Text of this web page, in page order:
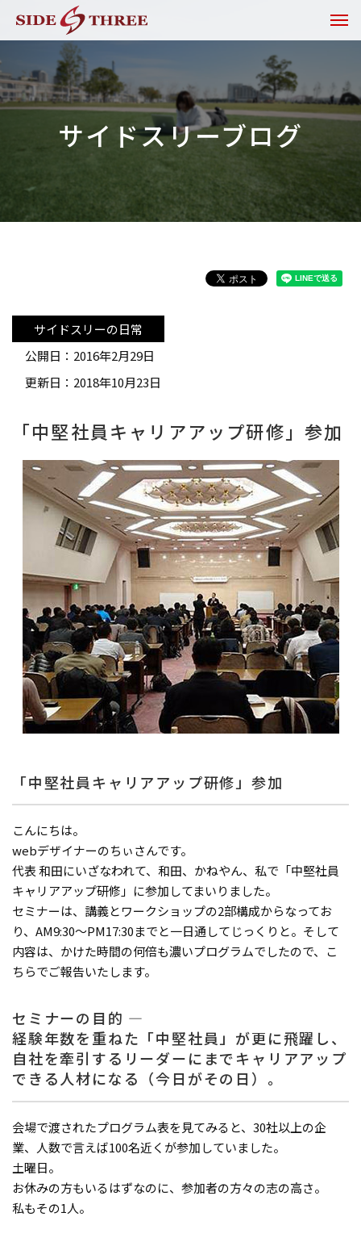
サイドスリーブログ
サイドスリーの日常
公開日：2016年2月29日
更新日：2018年10月23日
「中堅社員キャリアアップ研修」参加
「中堅社員キャリアアップ研修」参加
こんにちは。
webデザイナーのちぃさんです。
代表 和田にいざなわれて、和田、かねやん、私で「中堅社員
キャリアアップ研修」に参加してまいりました。
セミナーは、講義とワークショップの2部構成からなってお
り、AM9:30～PM17:30までと一日通してじっくりと。そして
内容は、かけた時間の何倍も濃いプログラムでしたので、こ
ちらでご報告いたします。
セミナーの目的 ―
経験年数を重ねた「中堅社員」が更に飛躍し、
自社を牽引するリーダーにまでキャリアアップ
できる人材になる（今日がその日）。
会場で渡されたプログラム表を見てみると、30社以上の企
業、人数で言えば100名近くが参加していました。
土曜日。
お休みの方もいるはずなのに、参加者の方々の志の高さ。
私もその1人。